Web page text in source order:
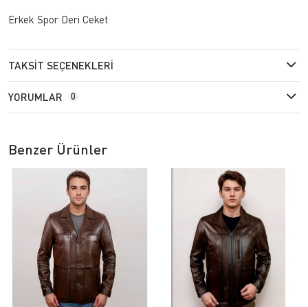
Erkek Spor Deri Ceket
TAKSIT SEÇENEKLERI
YORUMLAR 0
Benzer Ürünler